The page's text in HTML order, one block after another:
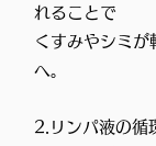
れることで
くすみやシミが
へ。
2.リンパ液の循